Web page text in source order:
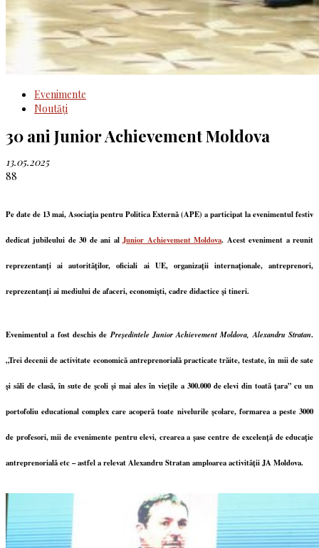
Evenimente
Noutăţi
30 ani Junior Achievement Moldova
13.05.2025
88
Pe date de 13 mai, Asociația pentru Politica Externă (APE) a participat la evenimentul festiv
dedicat jubileului de 30 de ani alJunior Achievement Moldova. Acest eveniment a reunit
reprezentanți ai autorităților, oficiali ai UE, organizații internaționale, antreprenori,
reprezentanți ai mediului de afaceri, economiști, cadre didactice și tineri.
Evenimentul a fost deschis dePreședintele Junior Achievement Moldova, Alexandru Stratan.
„Trei decenii de activitate economică antreprenorială practicate trăite, testate, în mii de sate
și săli de clasă, în sute de școli și mai ales în viețile a 300.000 de elevi din toată țara” cu un
portofoliu educational complex care acoperă toate nivelurile școlare, formarea a peste 3000
de profesori, mii de evenimente pentru elevi, crearea a șase centre de excelență de educație
antreprenorială etc – astfel a relevat Alexandru Stratan amploarea activității JA Moldova.